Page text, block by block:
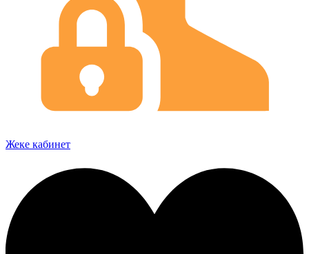
Жеке кабинет